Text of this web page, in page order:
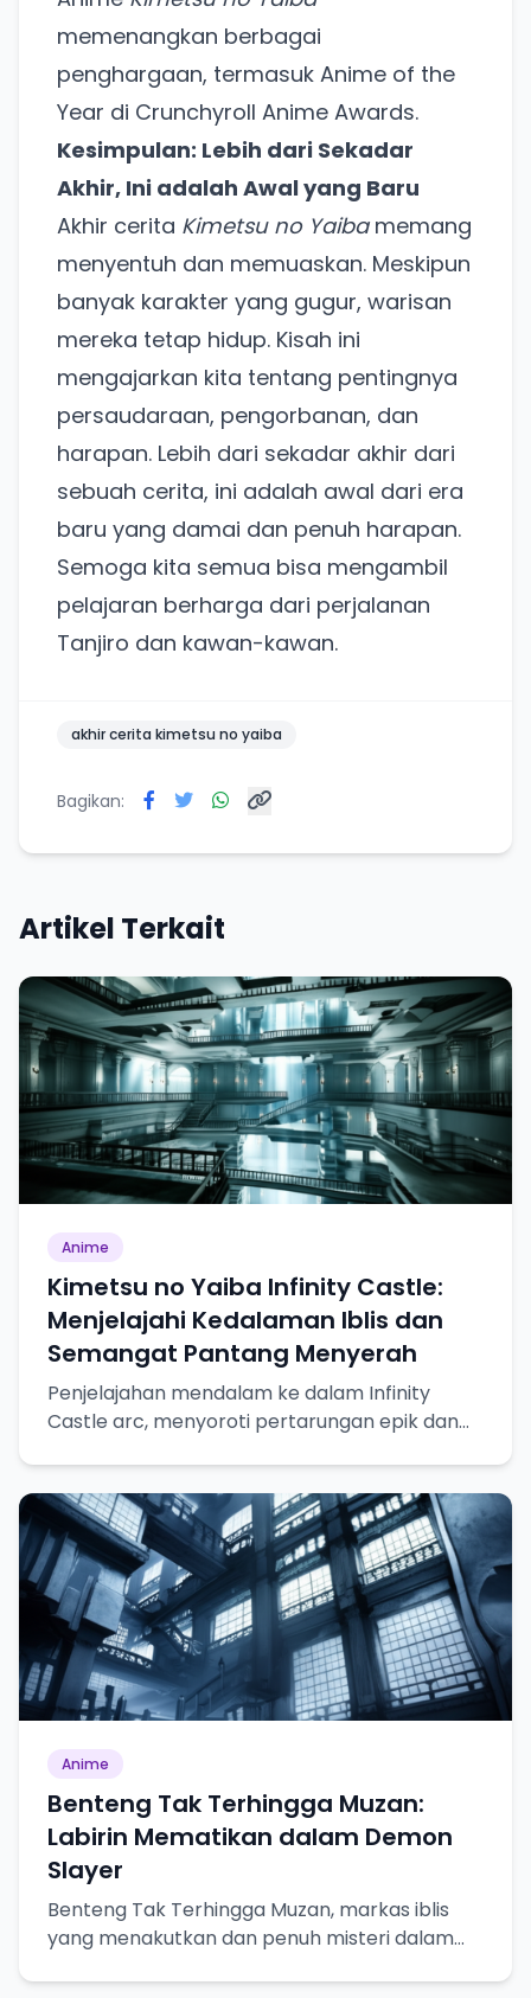
memenangkan berbagai
penghargaan, termasuk Anime of the
Year di Crunchyroll Anime Awards.
Kesimpulan: Lebih dari Sekadar
Akhir, Ini adalah Awal yang Baru
Akhir cerita Kimetsu no Yaibamemang
menyentuh dan memuaskan. Meskipun
banyak karakter yang gugur, warisan
mereka tetap hidup. Kisah ini
mengajarkan kita tentang pentingnya
persaudaraan, pengorbanan, dan
harapan. Lebih dari sekadar akhir dari
sebuah cerita, ini adalah awal dari era
baru yang damai dan penuh harapan.
Semoga kita semua bisa mengambil
pelajaran berharga dari perjalanan
Tanjiro dan kawan-kawan.
akhir cerita kimetsu no yaiba
Bagikan:
Artikel Terkait
Anime
Kimetsu no Yaiba Infinity Castle:
Menjelajahi Kedalaman Iblis dan
Semangat Pantang Menyerah
Penjelajahan mendalam ke dalam Infinity
Castle arc, menyoroti pertarungan epik dan
Anime
Benteng Tak Terhingga Muzan:
Labirin Mematikan dalam Demon
Slayer
Benteng Tak Terhingga Muzan, markas iblis
yang menakutkan dan penuh misteri dalam
Ada Website Baru!
Punya website SMM baru nih! Coba BulkFame
untuk pengalaman lebih baik.
Tanpa daftar ulang, gratis dicoba. Kamu tetap bisa
pakai Zona Sosmed kapan saja.
Coba BulkFame
Lain kali saja